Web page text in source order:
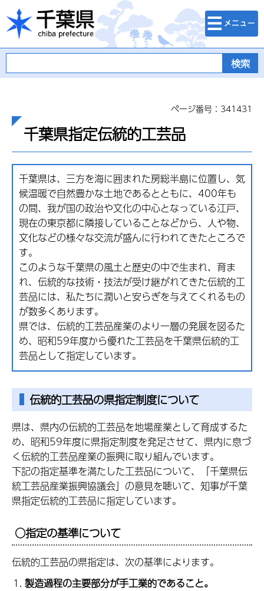
千葉県
検索・メニュ
ー
ページ番号：341431
千葉県指定伝統的工芸品
千葉県は、三方を海に囲まれた房総半島に位置し、気
候温暖で自然豊かな土地であるとともに、400年も
の間、我が国の政治や文化の中心となっている江戸、
現在の東京都に隣接していることなどから、人や物、
文化などの様々な交流が盛んに行われてきたところで
す。
このような千葉県の風土と歴史の中で生まれ、育ま
れ、伝統的な技術・技法が受け継がれてきた伝統的工
芸品には、私たちに潤いと安らぎを与えてくれるもの
が数多くあります。
県では、伝統的工芸品産業のより一層の発展を図るた
め、昭和59年度から優れた工芸品を千葉県伝統的工
芸品として指定しています。
伝統的工芸品の県指定制度について
県は、県内の伝統的工芸品を地場産業として育成するた
め、昭和59年度に県指定制度を発足させて、県内に息づ
く伝統的工芸品産業の振興に取り組んでいます。
下記の指定基準を満たした工芸品について、「千葉県伝
統工芸品産業振興協議会」の意見を聴いて、知事が千葉
県指定伝統的工芸品に指定しています。
○指定の基準について
伝統的工芸品の県指定は、次の基準によります。
製造過程の主要部分が手工業的であること。